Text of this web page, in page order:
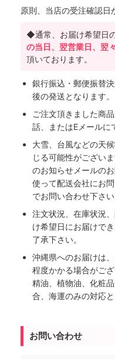
原則、当店の受注確認日
◆通常、お届け希望日
の当日、翌営業日、翌
頂いております。
銀行振込・郵便振替
後の発送となります。
ご注文頂きました商
話、またはEメールに
大雪、台風などの天
じる可能性がござい
のお知らせメールの
使って配送会社にお
でお問い合わせ下さい
注文状況、在庫状況
け希望日にお届けで
了承下さい。
沖縄県へのお届けは
程度かかる場合がご
精油、植物油、化粧
合、海運のみの対応と
お問い合わせ